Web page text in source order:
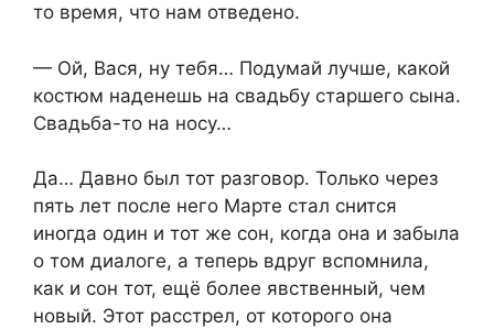
то время, что нам отведено.
— Ой, Вася, ну тебя… Подумай лучше, какой
костюм наденешь на свадьбу старшего сына.
Свадьба-то на носу…
Да… Давно был тот разговор. Только через
пять лет после него Марте стал снится
иногда один и тот же сон, когда она и забыла
о том диалоге, а теперь вдруг вспомнила,
как и сон тот, ещё более явственный, чем
новый. Этот расстрел, от которого она